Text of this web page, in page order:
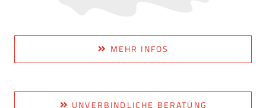
MEHR INFOS
UNVERBINDLICHE BERATUNG